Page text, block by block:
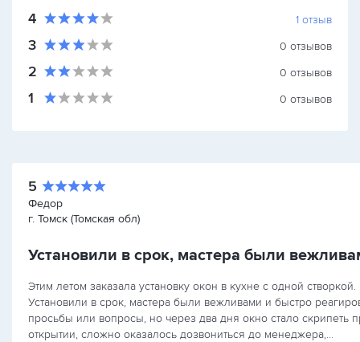
4 1 отзыв
3 0 отзывов
2 0 отзывов
1 0 отзывов
5
Федор
г. Томск (Томская обл)
Установили в срок, мастера были
Этим летом заказала установку окон в кухне с одной створкой.
Установили в срок, мастера были вежливами и быстро
просьбы или вопросы, но через два дня окно стало скрипеть
открытии, сложно оказалось дозвониться до менеджера,…